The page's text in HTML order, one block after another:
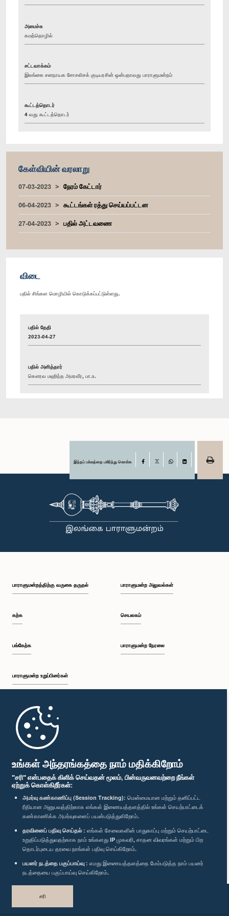
உங்கள் அந்தரங்கத்தை நாம் மதிக்கிறோம்
"சரி" என்பதைக் கிளிக் செய்வதன் மூலம், பின்வருவனவற்றை நீங்கள்
ஏற்றுக் கொள்கிறீர்கள்:
அமர்வு கண்காணிப்பு (Session Tracking): மென்மையான மற்றும் தனிப்பட்ட
ரீதியான அனுபவத்திற்காக எங்கள் இணையத்தளத்தில் உங்கள் செயற்பாட்டைக்
கண்காணிக்க அமர்வுகளைப் பயன்படுத்துகிறோம்.
தரவினைப் பதிவு செய்தல் : எங்கள் சேவைகளின் பாதுகாப்பு மற்றும் செயற்பாட்டை
உறுதிப்படுத்துவதற்காக நாம் உங்களது IP முகவரி, சாதன விவரங்கள் மற்றும் பிற
தொடர்புடைய தரவை நாங்கள் பதிவு செய்கிறோம்.
பயனர் நடத்தை பகுப்பாய்வு : எமது இணையத்தளத்தை மேம்படுத்த நாம் பயனர்
நடத்தையை பகுப்பாய்வு செய்கிறோம்.
சரி
அமைச்சு
கமத்தொழில்
சட்டவாக்கம்
இலங்கை சனநாயக சோசலிசக் குடியரசின் ஒன்பதாவது பாராளுமன்றம்
கூட்டத்தொடர்
4 வது கூட்டத்தொடர்
கேள்வியின் வரலாறு
07-03-2023
நேரம் கேட்டார்
06-04-2023
கூட்டங்கள் ரத்து செய்யப்பட்டன
27-04-2023
பதில் அட்டவணை
விடை
பதில் சிங்கள மொழியில் கொடுக்கப்பட்டுள்ளது.
பதில் தேதி
2023-04-27
பதில் அளித்தார்
கௌரவ மஹிந்த அமரவீர, பா.உ.
இந்தப் பக்கத்தை பகிர்ந்து கொள்க Facebook
பாராளுமன்றத்திற்கு வருகை தருதல்
கற்க
பங்கேற்க
பாராளுமன்ற உறுப்பினர்கள்
முதற்பக்கம்
பாராளுமன்ற அலுவல்கள்
செயலகம்
பாராளுமன்ற நேரலை
பாராளுமன்ற கையடக்க செயலி
எம்மை பின்தொடர்க :
விருதுகள்
தனியுரிமைக் கொள்கை